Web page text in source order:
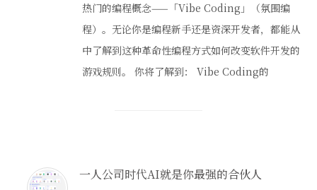
热门的编程概念——「Vibe Coding」（氛围编
程）。无论你是编程新手还是资深开发者，都能从
中了解到这种革命性编程方式如何改变软件开发的
游戏规则。 你将了解到： Vibe Coding的
一人公司时代AI就是你最强的合伙人